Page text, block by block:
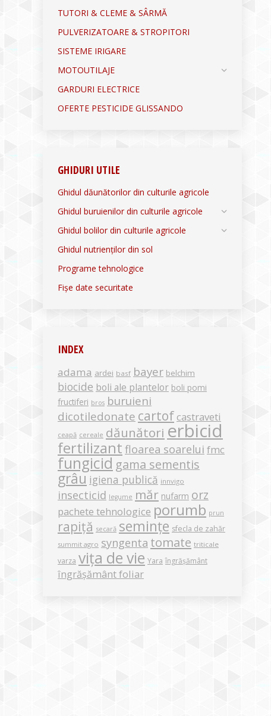
TUTORI & CLEME & SÂRMĂ
PULVERIZATOARE & STROPITORI
SISTEME IRIGARE
MOTOUTILAJE
GARDURI ELECTRICE
OFERTE PESTICIDE GLISSANDO
GHIDURI UTILE
Ghidul dăunătorilor din culturile agricole
Ghidul buruienilor din culturile agricole
Ghidul bolilor din culturile agricole
Ghidul nutrienților din sol
Programe tehnologice
Fișe date securitate
INDEX
adama ardei basf bayer belchim
biocide boli ale plantelor boli pomi
fructiferi bros buruieni
dicotiledonate cartof castraveti
ceapă cereale dăunători erbicid
fertilizant floarea soarelui fmc
fungicid gama sementis
grâu igiena publică innvigo
insecticid legume măr nufarm orz
pachete tehnologice porumb prun
rapiță secară semințe sfecla de zahăr
summit agro syngenta tomate triticale
varza vița de vie Yara îngrășământ
îngrășământ foliar